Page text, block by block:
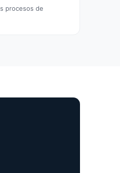
procesos de